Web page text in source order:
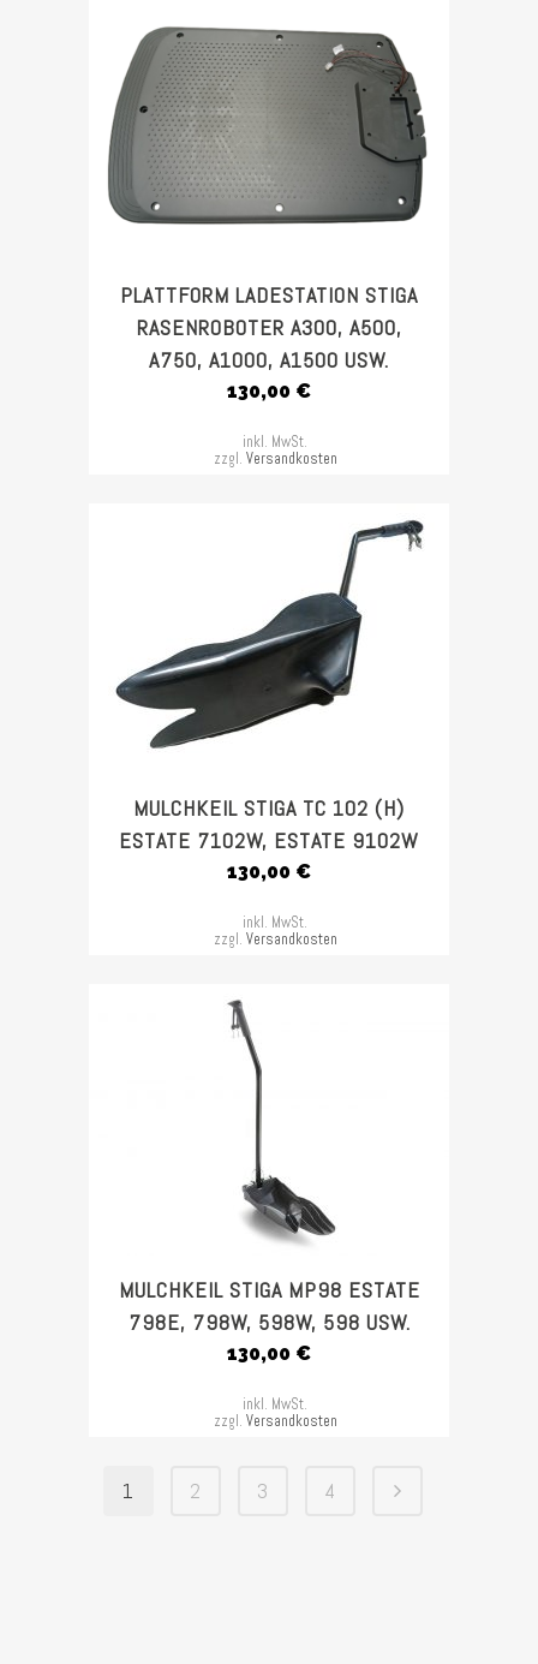
PLATTFORM LADESTATION STIGA
RASENROBOTER A300, A500,
A750, A1000, A1500 USW.
130,00 €
inkl. MwSt.
zzgl. Versandkosten
MULCHKEIL STIGA TC 102 (H)
ESTATE 7102W, ESTATE 9102W
130,00 €
inkl. MwSt.
zzgl. Versandkosten
MULCHKEIL STIGA MP98 ESTATE
798E, 798W, 598W, 598 USW.
130,00 €
inkl. MwSt.
zzgl. Versandkosten
1 2 3 4